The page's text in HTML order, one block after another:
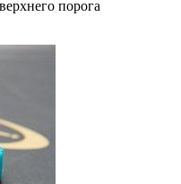
порога